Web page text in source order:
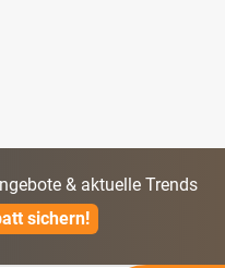
& aktuelle Trends
sichern!